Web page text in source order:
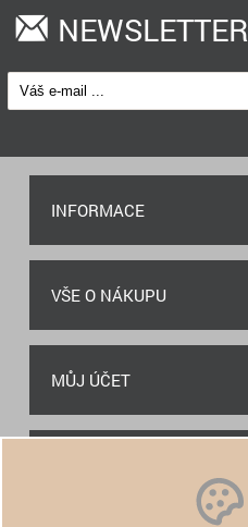
NEWSLETTER
INFORMACE
VŠE O NÁKUPU
MŮJ ÚČET